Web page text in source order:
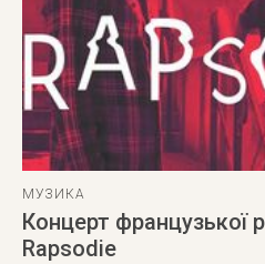
МУЗИКА
Концерт французької
Rapsodie